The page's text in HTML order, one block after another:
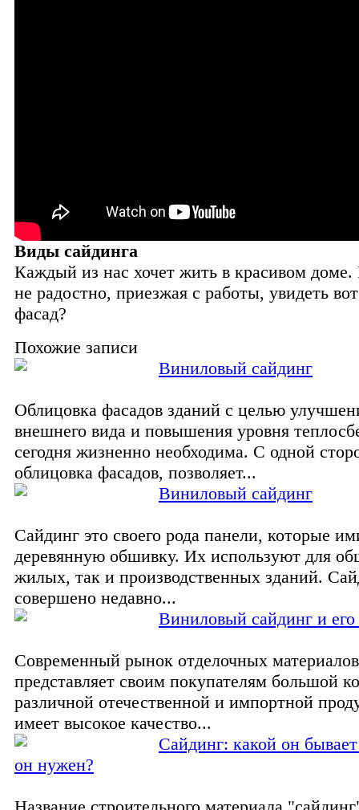
Виды сайдинга
Каждый из нас хочет жить в красивом доме.
не радостно, приезжая с работы, увидеть
фасад?
Похожие записи
Виниловый сайдинг
Облицовка фасадов зданий с целью
внешнего вида и повышения уровня
сегодня жизненно необходима. С одной
облицовка фасадов, позволяет...
Виниловый сайдинг
Сайдинг это своего рода панели, которые
деревянную обшивку. Их используют для
жилых, так и производственных зданий.
совершено недавно...
Виниловый сайдинг и
Современный рынок отделочных материалов
представляет своим покупателям большой
различной отечественной и импортной
имеет высокое качество...
Сайдинг: какой он
он нужен?